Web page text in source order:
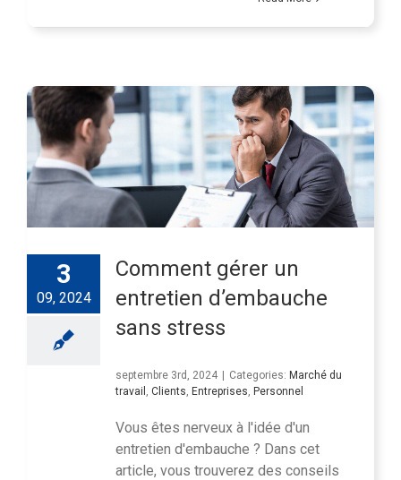
3
09, 2024
Comment gérer un
entretien d’embauche
sans stress
septembre 3rd, 2024 | Categories: Marché du
travail
Clients Entreprises Personnel
Vous êtes nerveux à l'idée d'un
entretien d'embauche ? Dans cet
article, vous trouverez des conseils